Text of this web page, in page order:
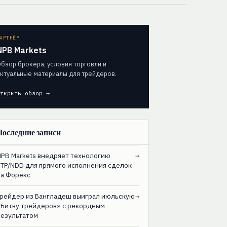
Markets
брокера, условия торговли и
материалы для трейдеров.
обзор →
записи
Markets внедряет технологию
NDD для прямого исполнения сделок
Форекс
→
из Бангладеш выиграл июльскую
трейдеров» с рекордным
→